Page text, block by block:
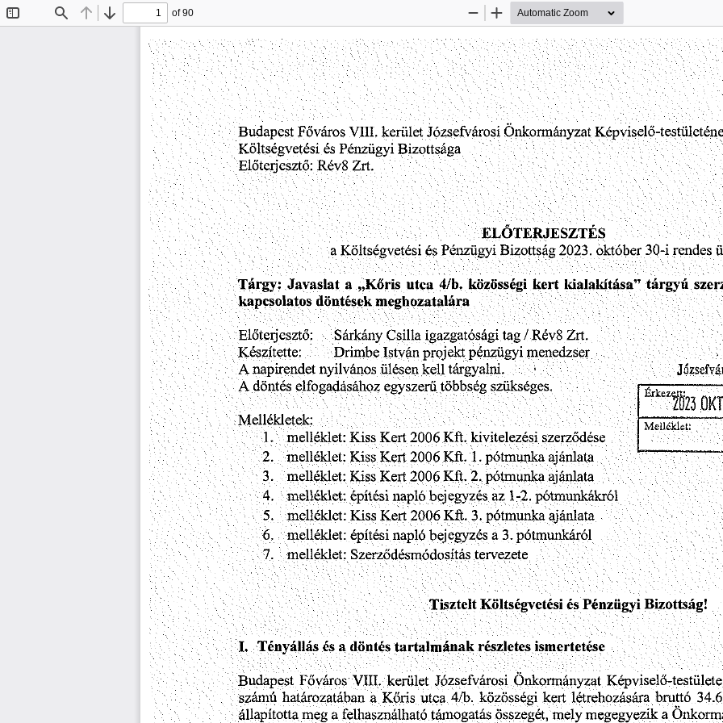
Find Previous
Next
of 90
Zoom
Zoom
Budapest Főváros VIII. kerület Józsefvárosi Önkormányzat Képviselő-
Költségvetési és Pénzügyi Bizottsága
Előterjesztő: Rév8 Zrt.
ELŐTERJESZTÉS
a Költségvetési és Pénzügyi Bizottság 2023. október 30-i rendes
Tárgy: Javaslat a „Kőris utca 4/b. közösségi kert kialakítása” tárgyú
kapcsolatos döntések meghozatalára
Előterjesztő: Sárkány Csilla igazgatósági tag/ Rév8 Zrt.
Készítette;
Drimbe István projekt pénzügyi menedzser
.
A napirendet nyilvános ülésen kell tárgyalni. •
A döntés elfogadásához egyszerű többség szükséges.
Mellékletek: yyy
1.
melléklet: Kiss Kert 2006 Kft. kivitelezési szerződése
2.
melléklet: Kiss Kert 2006 Kft. 1. pótmunka ajánlata
3.
melléklet: Kiss Kert 2006 Kft. 2. pótmunka ajánlata
4.
melléklet: építési naplóbejegyzés az 1-2. pótmunkákról
5.
melléklet: Kiss Kert 2006 Kft. 3. pótmunka ajánlata
6.
melléklet: építési napló bejegyzés a 3.pótmunkáról
7.
melléklet: Szerződésmódosítás tervezete
Melléklet:
Tisztelt Költségvetési és Pénzügyi Bizottság!
I. Tényállás és a döntés tartalmának részletes ismertetése
Budapest Főváros Vili, kerület Józsefvárosi Önkormányzat Képviselő-testülete
számú határozatában a Kőris utca 4/b. közösségi kert létrehozására bruttó
állapította meg a felhasználható támogatás összegét, mely megegyezik a